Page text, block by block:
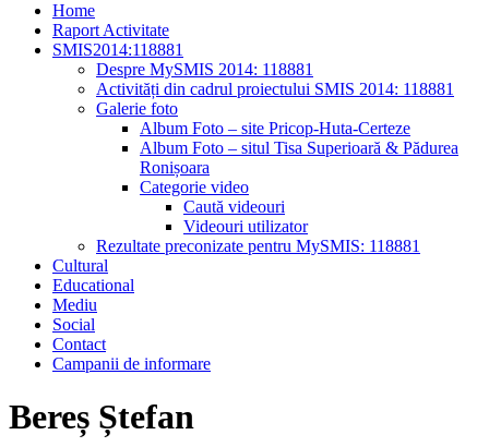
Home
Raport Activitate
SMIS2014:118881
Despre MySMIS 2014: 118881
Activități din cadrul proiectului SMIS 2014: 118881
Galerie foto
Album Foto – site Pricop-Huta-Certeze
Album Foto – situl Tisa Superioară & Pădurea
Ronișoara
Categorie video
Caută videouri
Videouri utilizator
Rezultate preconizate pentru MySMIS: 118881
Cultural
Educational
Mediu
Social
Contact
Campanii de informare
Bereș Ștefan